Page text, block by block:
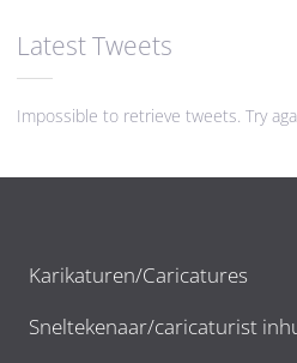
Latest Tweets
Impossible to retrieve tweets. Try
Karikaturen/Caricatures
Sneltekenaar/caricaturist